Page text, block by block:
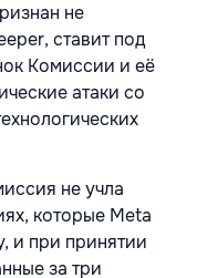
не
ставит под
Комиссии и её
атаки со
не учла
которые Meta
и при принятии
за три